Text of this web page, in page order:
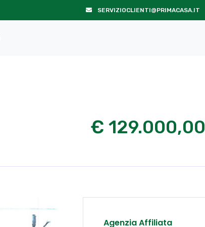
SERVIZIOCLIENTI@PRIMACASA.IT
€ 129.000,00
Agenzia Affiliata